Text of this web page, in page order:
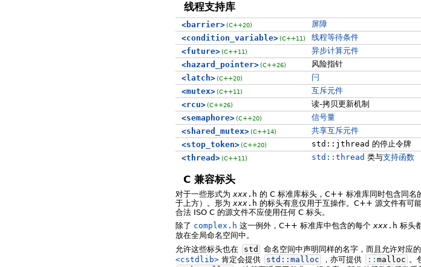
线程支持库
<barrier> (C++20)
屏障
<condition_variable> (C++11)
线程等待条件
<future> (C++11)
异步计算元件
<hazard_pointer> (C++26)
风险指针
<latch> (C++20)
闩
<mutex> (C++11)
互斥元件
<rcu> (C++26)
读-拷贝更新机制
<semaphore> (C++20)
信号量
<shared_mutex> (C++14)
共享互斥元件
<stop_token> (C++20) std::jthread 的停止令牌
<thread> (C++11) std::thread 类与支持函数
C 兼容标头
对于一些形式为 xxx .h 的 C 标准库标头，C++ 标准库同时包含同名
于上方）。形为 xxx .h 的标头有意仅用于互操作。C++ 源文件有可
合法 ISO C 的源文件不应使用任何 C 标头。
除了 complex.h 这一例外，C++ 标准库中包含的每个xxx .h 标头
放在全局命名空间中。
允许这些标头也在
std 命名空间中声明同样的名字，而且允许对应的
<cstdlib> 肯定会提供 std:: malloc ，亦可提供 :: malloc 。